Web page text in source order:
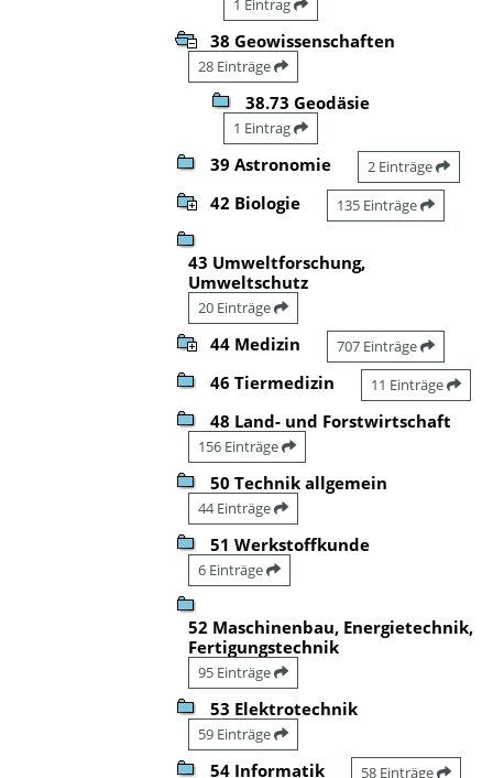
1 Eintrag
38 Geowissenschaften
28 Einträge
38.73 Geodäsie
1 Eintrag
39 Astronomie 2 Einträge
42 Biologie 135 Einträge
43 Umweltforschung,
Umweltschutz
20 Einträge
44 Medizin 707 Einträge
46 Tiermedizin 11 Einträge
48 Land- und Forstwirtschaft
156 Einträge
50 Technik allgemein
44 Einträge
51 Werkstoffkunde
6 Einträge
52 Maschinenbau, Energietechnik,
Fertigungstechnik
95 Einträge
53 Elektrotechnik
59 Einträge
54 Informatik 58 Einträge